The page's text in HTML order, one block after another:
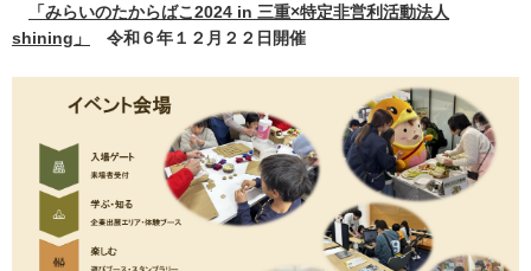
「みらいのたからばこ2024 in 三重×特定非営利活動法人
shining」
令和６年１２月２２日開催